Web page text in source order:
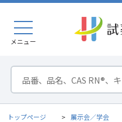
メニュー
トップページ
展示会／学会